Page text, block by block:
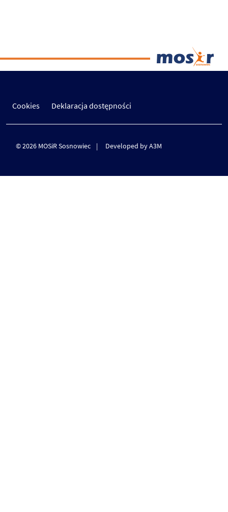
Cookies Deklaracja dostępności
© 2026 MOSiR Sosnowiec Developed by A3M